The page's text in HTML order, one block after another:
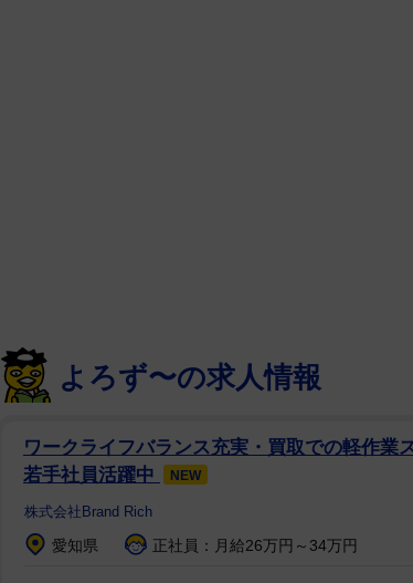
乃木坂４６の齋藤飛鳥（２３）、梅澤美波（２
（２０）が１６日、都内で「Ｘｐｅｒｉａ Ｖ
Ｘｐｅｒｉａ Ｖｉｅｗは、高画質なＶＲ映像
ト。購入者には、乃木坂４６のメンバーを間近に
ＶＲ特典映像「いつか混ざりたいものです」が無
よろず〜の求人情報
ワークライフバランス充実・買取での軽作業
若手社員活躍中
NEW
株式会社Brand Rich
愛知県 正社員：月給26万円～34万円